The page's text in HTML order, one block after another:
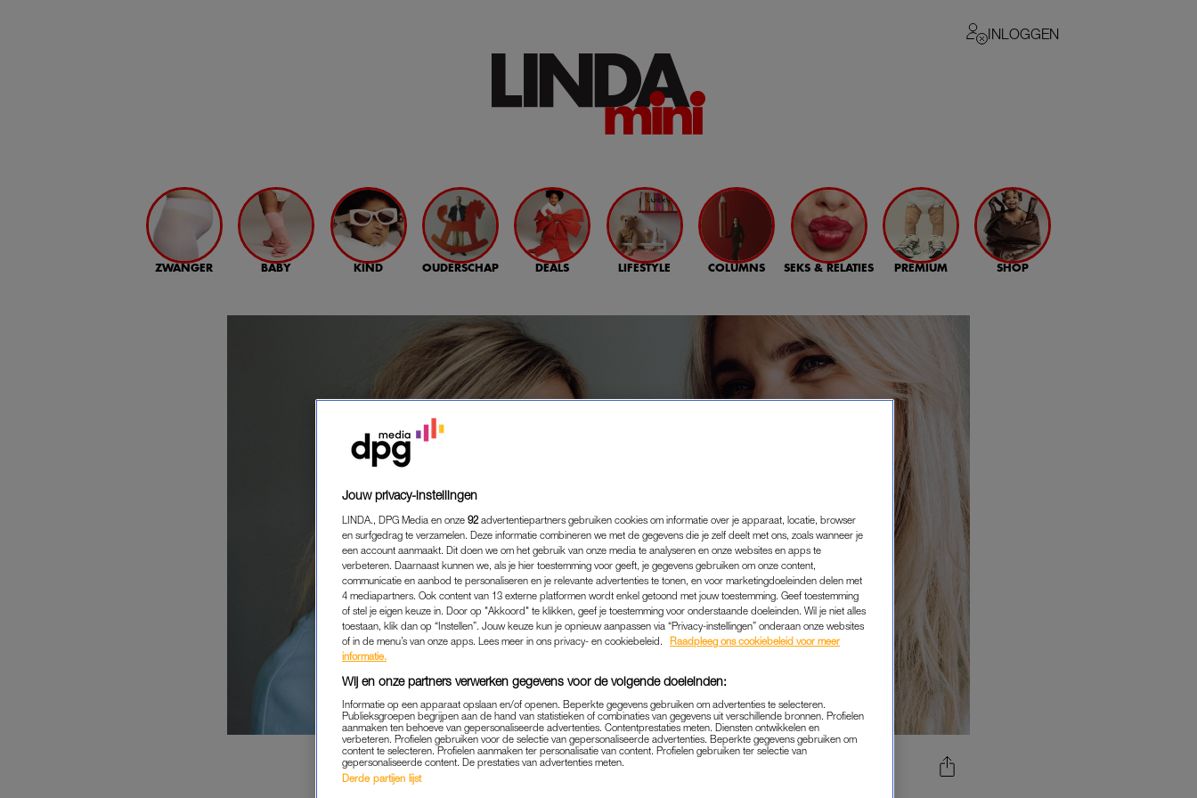
INLOGGEN
ZWANGER BABY KIND OUDERSCHAP DEALS LIFESTYLE COLUMNS SEKS & RELATIES PREMIUM SHOP
SEKS & RELATIES|BUREAU LIEFHEBBERS
Jouw privacy-instellingen
LINDA., DPG Media en onze 92 advertentiepartners gebruiken cookies om informatie over je apparaat, locatie, browser
en surfgedrag te verzamelen. Deze informatie combineren we met de gegevens die je zelf deelt met ons, zoals wanneer je
een account aanmaakt. Dit doen we om het gebruik van onze media te analyseren en onze websites en apps te
verbeteren. Daarnaast kunnen we, als je hier toestemming voor geeft, je gegevens gebruiken om onze content,
communicatie en aanbod te personaliseren en je relevante advertenties te tonen, en voor marketingdoeleinden delen met
4 mediapartners. Ook content van 13 externe platformen wordt enkel getoond met jouw toestemming. Geef toestemming
of stel je eigen keuze in. Door op "Akkoord" te klikken, geef je toestemming voor onderstaande doeleinden. Wil je niet alles
toestaan, klik dan op “Instellen”. Jouw keuze kun je opnieuw aanpassen via “Privacy-instellingen” onderaan onze websites
of in de menu’s van onze apps. Lees meer in ons privacy- en cookiebeleid.
Raadpleeg ons cookiebeleid voor meer
informatie.
Wij en onze partners verwerken gegevens voor de volgende doeleinden:
Informatie op een apparaat opslaan en/of openen. Beperkte gegevens gebruiken om advertenties te selecteren.
Publieksgroepen begrijpen aan de hand van statistieken of combinaties van gegevens uit verschillende bronnen. Profielen
aanmaken ten behoeve van gepersonaliseerde advertenties. Contentprestaties meten. Diensten ontwikkelen en
verbeteren. Profielen gebruiken voor de selectie van gepersonaliseerde advertenties. Beperkte gegevens gebruiken om
content te selecteren. Profielen aanmaken ter personalisatie van content. Profielen gebruiken ter selectie van
gepersonaliseerde content. De prestaties van advertenties meten.
Derde partijen lijst